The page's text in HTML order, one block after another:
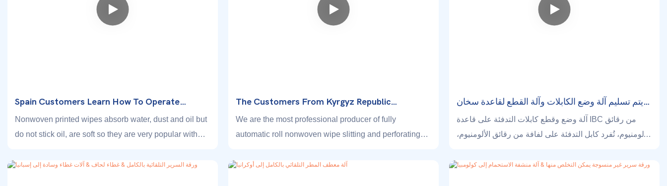
Spain Customers Learn How To Operate
Nonwoven Wipe Printing & Folding & Cutting
Machine.
Nonwoven printed wipes absorb water, dust and oil but
do not stick oil, are soft so they are very popular with
Nonwoven Printing & Folding & Cutting Machines have
The Customers From Kyrgyz Republic
（КыргызскаяРеспублика）visiting Us To Buy
Wipe Slitting & Perforating Machine And
We are the most professional producer of fully
automatic roll nonwoven wipe slitting and perforating
choose us for our machine reliability and advancement
يتم تسليم آلة وضع الكابلات وآلة القطع لقاعدة سخان
IBC المصنوعة من رقائق الألومنيوم إلى جمهورية
آلة وضع وقطع كابلات التدفئة على قاعدة IBC من رقائق
الألومنيوم، تُفرد كابل التدفئة على لفافة من رقائق الألومنيوم،
الكابلات المفردة. في الوقت نفسه، تُوضع لفافة من ورق